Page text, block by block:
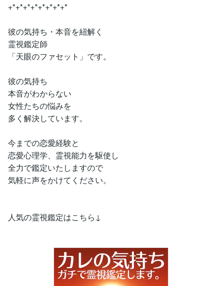
+*+*+*+*+*+*+*+*
彼の気持ち・本音を紐解く
霊視鑑定師
「天眼のファセット」です。
彼の気持ち
本音がわからない
女性たちの悩みを
多く解決しています。
今までの恋愛経験と
恋愛心理学、霊視能力を駆使し
全力で鑑定いたしますので
気軽に声をかけてください。
人気の霊視鑑定はこちら↓